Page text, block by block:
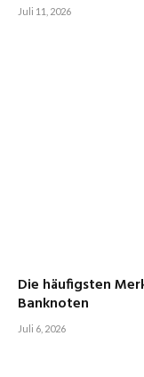
Juli 11, 2026
Die häufigsten
Banknoten
Juli 6, 2026